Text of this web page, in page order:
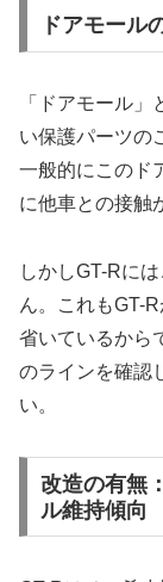
ドアモール
「ドアモール
い保護パーツの
一般的にこのド
に他車との接触
しかしGT-Rに
ん。これもGT-
省いているから
のラインを確認
い。
改造の有無
ル維持傾向